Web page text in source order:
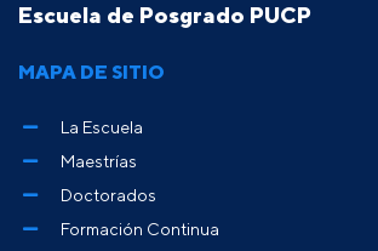
Escuela de Posgrado PUCP
MAPA DE SITIO
La Escuela
Maestrías
Doctorados
Formación Continua